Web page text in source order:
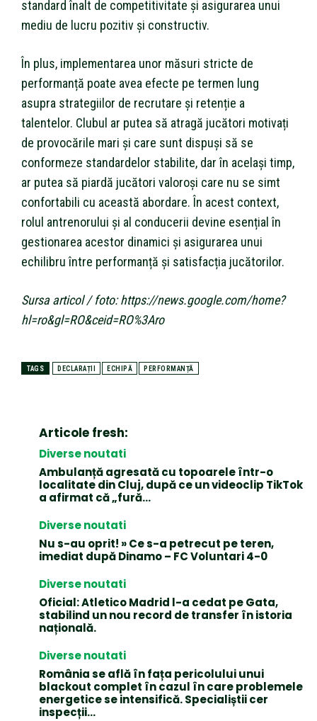
standard înalt de competitivitate și asigurarea unui
mediu de lucru pozitiv și constructiv.
În plus, implementarea unor măsuri stricte de
performanță poate avea efecte pe termen lung
asupra strategiilor de recrutare și retenție a
talentelor. Clubul ar putea să atragă jucători motivați
de provocările mari și care sunt dispuși să se
conformeze standardelor stabilite, dar în același timp,
ar putea să piardă jucători valoroși care nu se simt
confortabili cu această abordare. În acest context,
rolul antrenorului și al conducerii devine esențial în
gestionarea acestor dinamici și asigurarea unui
echilibru între performanță și satisfacția jucătorilor.
Sursa articol / foto: https://news.google.com/home?
hl=ro&gl=RO&ceid=RO%3Aro
TAGS DECLARAȚII ECHIPĂ PERFORMANȚĂ
Articole fresh:
Diverse noutati
Ambulanță agresată cu topoarele într-o
localitate din Cluj, după ce un videoclip TikTok
a afirmat că „fură…
Diverse noutati
Nu s-au oprit! » Ce s-a petrecut pe teren,
imediat după Dinamo – FC Voluntari 4-0
Diverse noutati
Oficial: Atletico Madrid l-a cedat pe Gata,
stabilind un nou record de transfer în istoria
națională.
Diverse noutati
România se află în fața pericolului unui
blackout complet în cazul în care problemele
energetice se intensifică. Specialiștii cer
inspecții…